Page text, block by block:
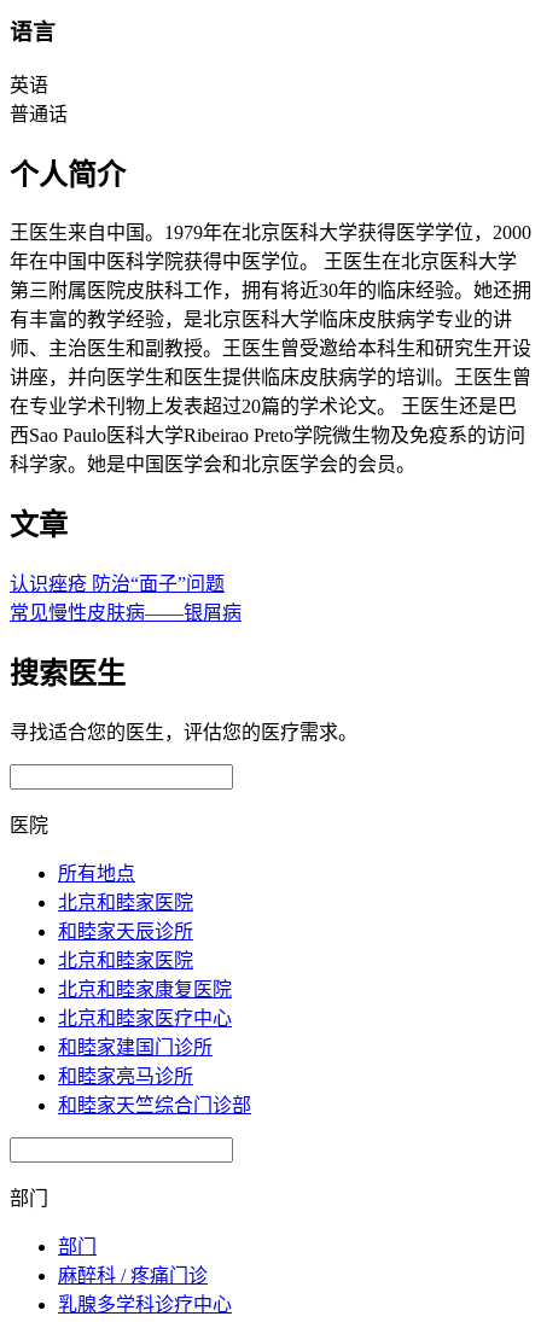
语言
英语
普通话
个人简介
王医生来自中国。1979年在北京医科大学获得医学学位，2000
年在中国中医科学院获得中医学位。 王医生在北京医科大学
第三附属医院皮肤科工作，拥有将近30年的临床经验。她还拥
有丰富的教学经验，是北京医科大学临床皮肤病学专业的讲
师、主治医生和副教授。王医生曾受邀给本科生和研究生开设
讲座，并向医学生和医生提供临床皮肤病学的培训。王医生曾
在专业学术刊物上发表超过20篇的学术论文。 王医生还是巴
西Sao Paulo医科大学Ribeirao Preto学院微生物及免疫系的访问
科学家。她是中国医学会和北京医学会的会员。
文章
认识痤疮 防治“面子”问题
常见慢性皮肤病——银屑病
搜索医生
寻找适合您的医生，评估您的医疗需求。
医院
所有地点
北京和睦家医院
和睦家天辰诊所
北京和睦家医院
北京和睦家康复医院
北京和睦家医疗中心
和睦家建国门诊所
和睦家亮马诊所
和睦家天竺综合门诊部
部门
部门
麻醉科 / 疼痛门诊
乳腺多学科诊疗中心